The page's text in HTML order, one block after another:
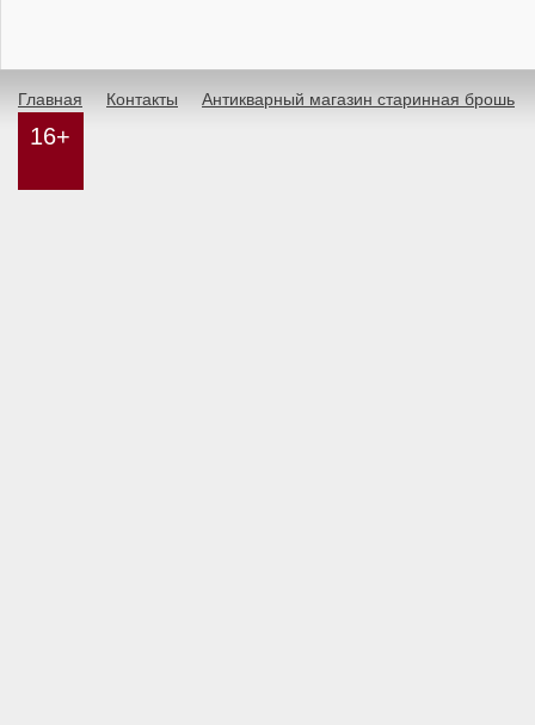
Главная Контакты Антикварный магазин старинная брошь
16+